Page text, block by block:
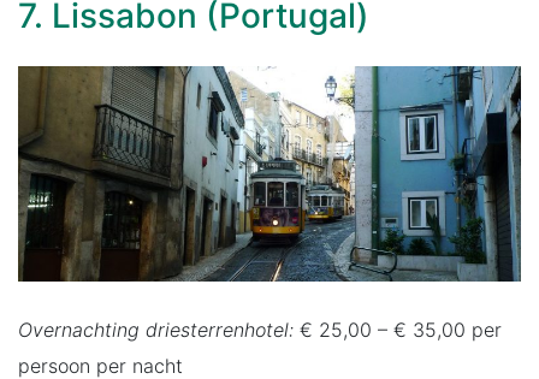
7. Lissabon (Portugal)
Overnachting driesterrenhotel: € 25,00 – € 35,00 per
persoon per nacht